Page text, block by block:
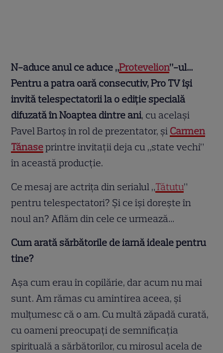
N-aduce anul ce aduce „Protevelion”-ul…
Pentru a patra oară consecutiv, Pro TV își
invită telespectatorii la o ediție specială
difuzată în Noaptea dintre ani, cu același
Pavel Bartoș în rol de prezentator, și Carmen
Tănaseprintre invitații deja cu „state vechi”
în această producție.
Ce mesaj are actrița din serialul „Tătuțu”
pentru telespectatori? Și ce își dorește în
noul an? Aflăm din cele ce urmează…
Cum arată sărbătorile de iarnă ideale pentru
tine?
Aşa cum erau în copilărie, dar acum nu mai
sunt. Am rămas cu amintirea aceea, şi
mulţumesc că o am. Cu multă zăpadă curată,
cu oameni preocupaţi de semnificaţia
spirituală a sărbătorilor, cu mirosul acela de